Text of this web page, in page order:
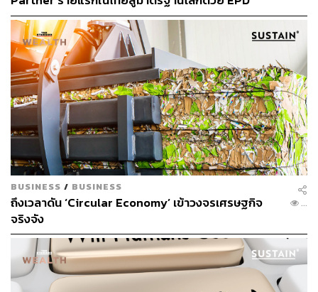
652518
https://www.abc.net.au/news/2022-11-15/expert-live-
question-and-answer-world-population-8-billion/101
652518
TAGS: ประชากรโลก John Wilmoth
สิ่งแวดล้อม
LOADING...
International พร้อมชูแนวคิด Global Standards for
Global Sustainable Living ส่งมอบบ้านคุณภาพ ลด
ผลกระทบต่อสิ่งแวดล้อม พร้อมปั้นนักออกแบบที่ใส่ใจโลก
BUSINESS / BUSINESS
ถึงเวลาดัน ‘Circular Economy’ เข้าวงจรเศรษฐกิจ
จริงจัง
...